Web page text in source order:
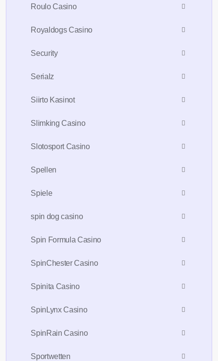
Roulo Casino
Royaldogs Casino
Security
Serialz
Siirto Kasinot
Slimking Casino
Slotosport Casino
Spellen
Spiele
spin dog casino
Spin Formula Casino
SpinChester Casino
Spinita Casino
SpinLynx Casino
SpinRain Casino
Sportwetten